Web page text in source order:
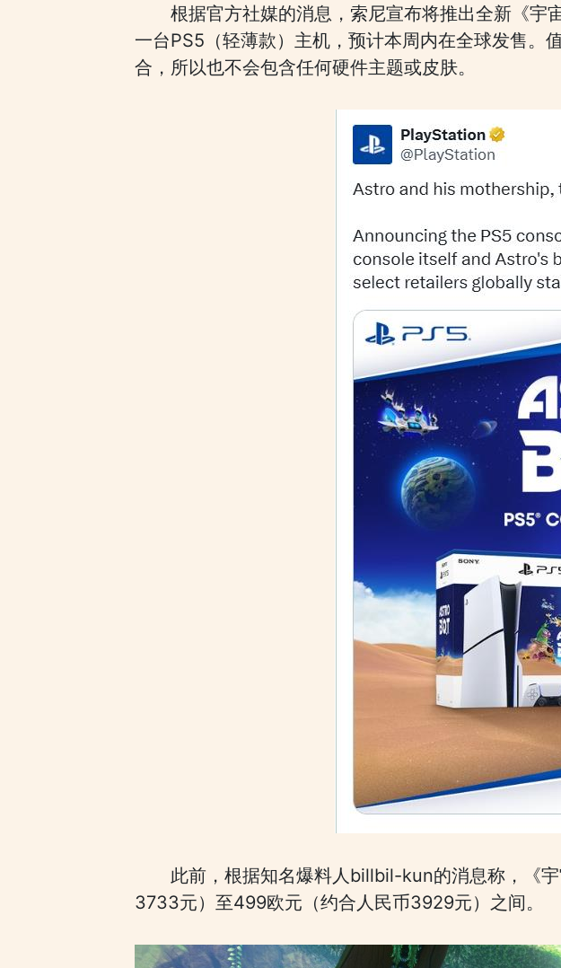
根据官方社媒的消息，索尼宣布将推出全新《宇
一台PS5（轻薄款）主机，预计本周内在全球发售。
合，所以也不会包含任何硬件主题或皮肤。
此前，根据知名爆料人billbil-kun的消息称，《
3733元）至499欧元（约合人民币3929元）之间。